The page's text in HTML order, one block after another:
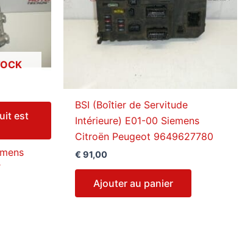
est
BSI (Boîtier de Servitude
Intérieure) E01-00 Siemens
Citroën Peugeot 9649627780
€ 91,00
Ajouter au panier